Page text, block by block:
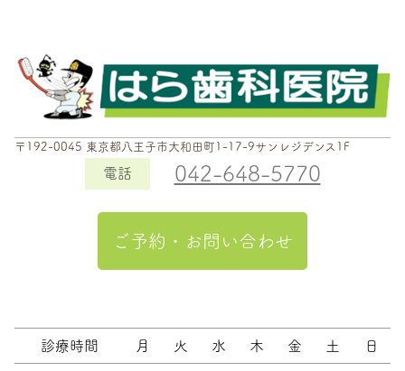
〒192-0045 東京都八王子市大和田町1-17-9サンレジデンス1F
電話 042-648-5770
ご予約・お問い合わせ
診療時間 月 火 水 木 金 土 日